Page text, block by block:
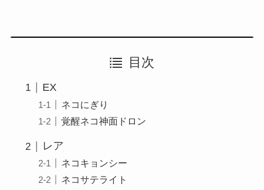
目次
EX
ネコにぎり
覚醒ネコ神面ドロン
レア
ネコキョンシー
ネコサテライト